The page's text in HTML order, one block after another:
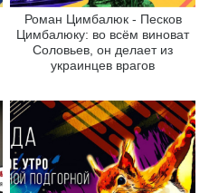
Роман Цимбалюк - Песков
Цимбалюку: во всём виноват
Соловьев, он делает из
украинцев врагов